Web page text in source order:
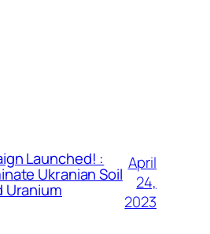
Launched! :
Ukranian Soil
Uranium
April
24,
2023